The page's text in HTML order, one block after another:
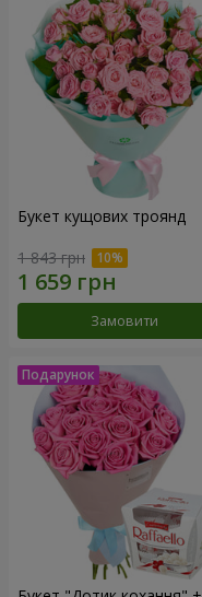
Букет кущових троянд
1 843 грн
Замовити